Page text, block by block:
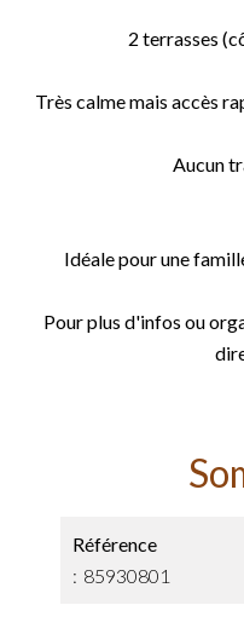
2 terrasses
Très calme mais accès
Aucun
Idéale pour une
Pour plus d'infos ou
Référence
85930801